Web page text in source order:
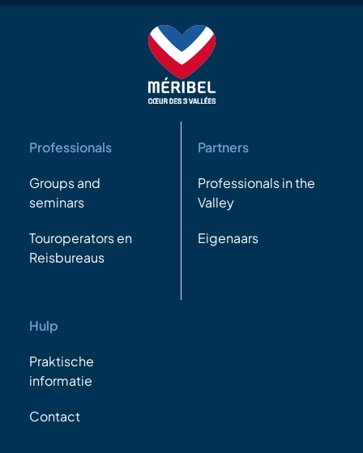
Professionals
Groups and
seminars
Touroperators en
Reisbureaus
Partners
Professionals in the
Valley
Eigenaars
Hulp
Praktische
informatie
Contact